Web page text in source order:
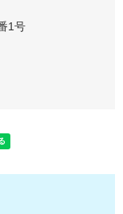
1号